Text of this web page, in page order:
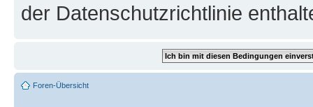
der Datenschutzrichtlinie
Foren-Übersicht